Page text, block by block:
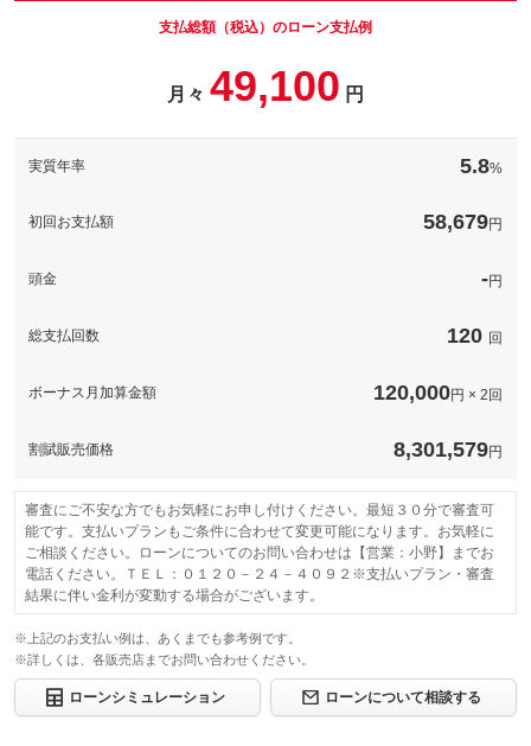
切な愛車がより一層大切な１台になりますね！
お時間のかかる場合や通常ナンバーに比べナンバー交付されるま
で日数がかかりますのでご了承くださいませ。
剤を直接噴射し汚れを浮かした上で汚れと薬剤をきれいに洗い流
します。さらにエアコンダクト内をマイクロミストの除菌消臭液
備考
カビだらけになっているのを直接エアコン内部にアクセスし、薬
剤を直接噴射し汚れを浮かした上で汚れと薬剤をきれいに洗い流
あせや軽度のキズが付きにくく安心して愛車を末永くきれいな状
備考
ボディーを維持します。高い技術と確かな実績でお客様の愛車を
支払総額（税込）のローン支払例
月々 49,100 円
実質年率 5.8%
初回お支払額 58,679円
頭金 -円
総支払回数 120 回
ボーナス月加算金額 120,000円 × 2回
割賦販売価格 8,301,579円
審査にご不安な方でもお気軽にお申し付けください。最短３０分で審査可
能です。支払いプランもご条件に合わせて変更可能になります。お気軽に
ご相談ください。ローンについてのお問い合わせは【営業：小野】までお
電話ください。ＴＥＬ：０１２０－２４－４０９２※支払いプラン・審査
結果に伴い金利が変動する場合がございます。
※上記のお支払い例は、あくまでも参考例です。
※詳しくは、各販売店までお問い合わせください。
ローンシミュレーション ローンについて相談する